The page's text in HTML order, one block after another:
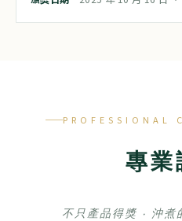
PROFESSIONAL
專業
不只產品得獎 ‧ 沖煮